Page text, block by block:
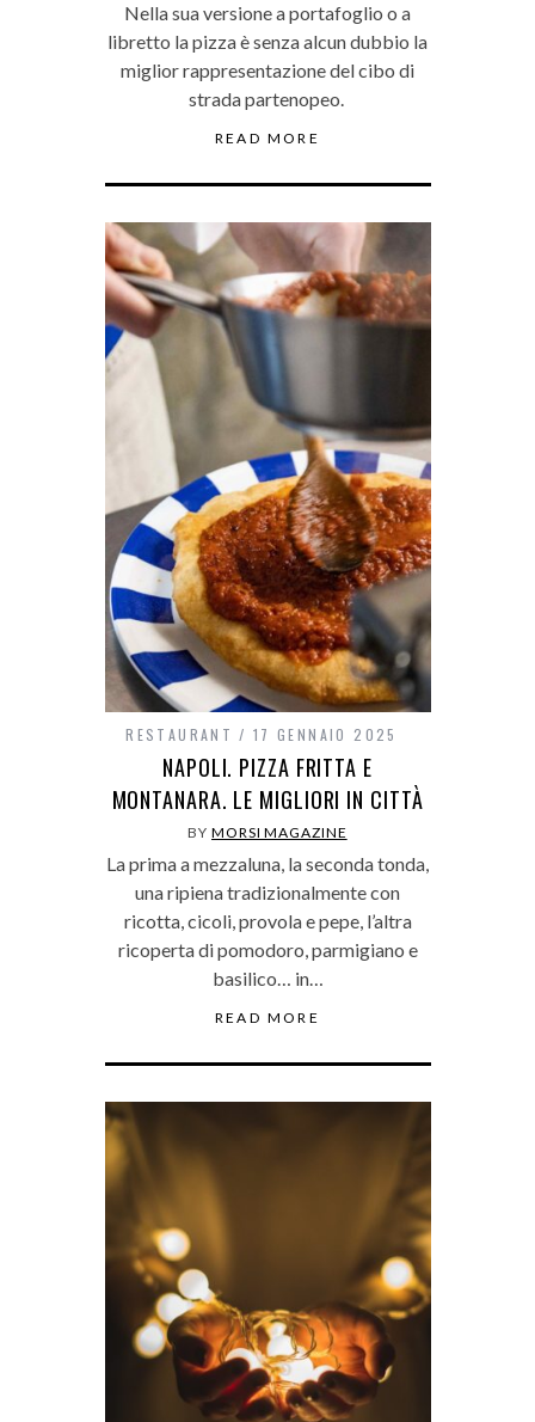
Nella sua versione a portafoglio o a
libretto la pizza è senza alcun dubbio la
miglior rappresentazione del cibo di
strada partenopeo.
READ MORE
RESTAURANT 17 GENNAIO 2025
NAPOLI. PIZZA FRITTA E
MONTANARA. LE MIGLIORI IN CITTÀ
BYMORSI MAGAZINE
La prima a mezzaluna, la seconda tonda,
una ripiena tradizionalmente con
ricotta, cicoli, provola e pepe, l’altra
ricoperta di pomodoro, parmigiano e
basilico… in…
READ MORE